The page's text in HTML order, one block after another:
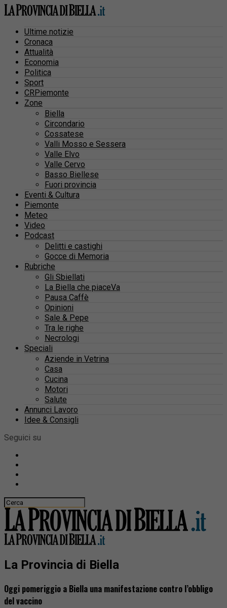
Ultime notizie
Cronaca
Attualità
Economia
Politica
Sport
CRPiemonte
Zone
Biella
Circondario
Cossatese
Valli Mosso e Sessera
Valle Elvo
Valle Cervo
Basso Biellese
Fuori provincia
Eventi & Cultura
Piemonte
Meteo
Video
Podcast
Delitti e castighi
Gocce di Memoria
Rubriche
Gli Sbiellati
La Biella che piaceVa
Pausa Caffè
Opinioni
Sale & Pepe
Tra le righe
Necrologi
Speciali
Aziende in Vetrina
Casa
Cucina
Motori
Salute
Annunci Lavoro
Idee & Consigli
Seguici su
La Provincia di Biella
Oggi pomeriggio a Biella una manifestazione contro l’obbligo
del vaccino